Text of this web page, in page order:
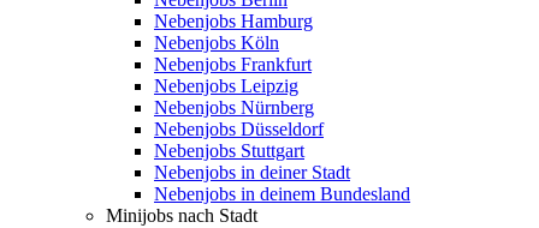
Nebenjobs Hamburg
Nebenjobs Köln
Nebenjobs Frankfurt
Nebenjobs Leipzig
Nebenjobs Nürnberg
Nebenjobs Düsseldorf
Nebenjobs Stuttgart
Nebenjobs in deiner Stadt
Nebenjobs in deinem Bundesland
Minijobs nach Stadt